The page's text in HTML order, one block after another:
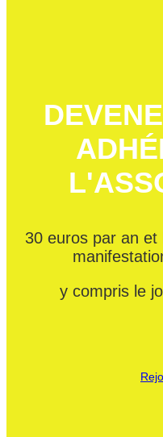
30 euros par an
y compris le